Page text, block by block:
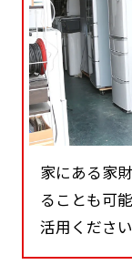
家にある家
ることも可
活用ください